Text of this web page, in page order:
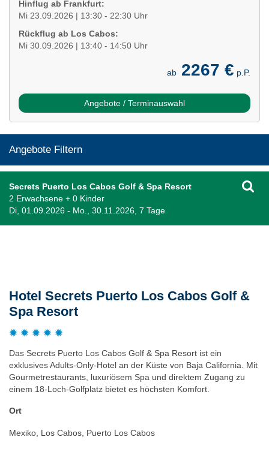
Hinflug ab Frankfurt:
Mi 23.09.2026 | 13:30 - 22:30 Uhr
Rückflug ab Los Cabos:
Mi 30.09.2026 | 13:40 - 14:50 Uhr
ab 2267 € p.P.
Angebote / Terminauswahl
Angebote Filtern
Secrets Puerto Los Cabos Golf & Spa Resort
2 Erwachsene + 0 Kinder
Di, 01.09.2026 - Mo., 30.11.2026, 7 Tage
Hotel Secrets Puerto Los Cabos Golf &
Spa Resort
Das Secrets Puerto Los Cabos Golf & Spa Resort ist ein
exklusives Adults-Only-Hotel an der Küste von Baja California. Mit
Gourmetrestaurants, luxuriösem Spa und direktem Zugang zu
einem 18-Loch-Golfplatz bietet es höchsten Komfort.
Ort
Mexiko, Los Cabos, Puerto Los Cabos